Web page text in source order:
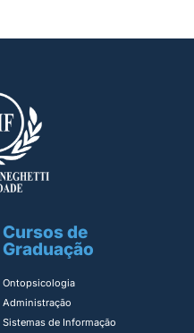
Cursos de
Graduação
Ontopsicologia ​
Administração​
Sistemas de Informação​